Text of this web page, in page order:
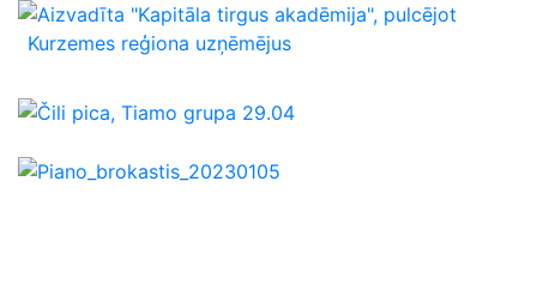
Aizvadīta "Kapitāla tirgus akadēmija", pulcējot
Kurzemes reģiona uzņēmējus